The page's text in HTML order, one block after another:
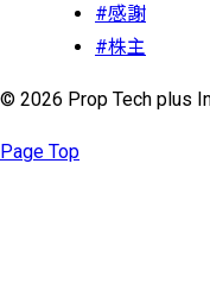
#感謝
#株主
© 2026 Prop Tech plus
Page Top